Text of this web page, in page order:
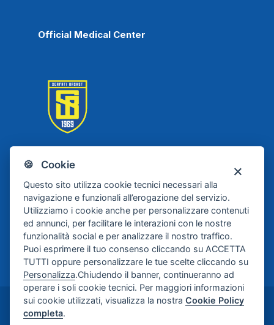
🍪 Cookie
Questo sito utilizza cookie tecnici necessari alla
navigazione e funzionali all’erogazione del servizio.
Utilizziamo i cookie anche per personalizzare contenuti
ed annunci, per facilitare le interazioni con le nostre
funzionalità social e per analizzare il nostro traffico.
Puoi esprimere il tuo consenso cliccando su ACCETTA
TUTTI oppure personalizzare le tue scelte cliccando su
Personalizza.Chiudendo il banner, continueranno ad
operare i soli cookie tecnici. Per maggiori informazioni
sui cookie utilizzati, visualizza la nostraCookie Policy
completa.
Official Medical Center
Scafati Basket
©2024-2026 Casa di Cura Maria Rosaria S.p.A. -